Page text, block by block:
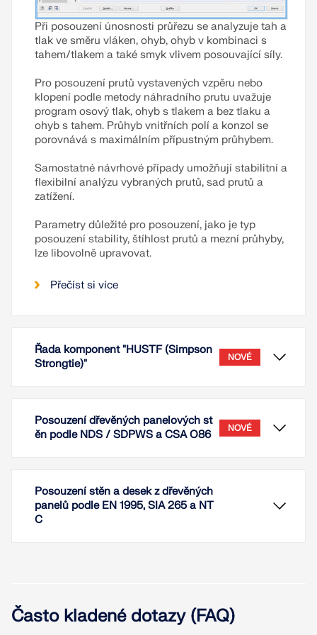
Při posouzení únosnosti průřezu se analyzuje tah a
tlak ve směru vláken, ohyb, ohyb v kombinaci s
tahem/tlakem a také smyk vlivem posouvající síly.
Pro posouzení prutů vystavených vzpěru nebo
klopení podle metody náhradního prutu uvažuje
program osový tlak, ohyb s tlakem a bez tlaku a
ohyb s tahem. Průhyb vnitřních polí a konzol se
porovnává s maximálním přípustným průhybem.
Samostatné návrhové případy umožňují stabilitní a
flexibilní analýzu vybraných prutů, sad prutů a
zatížení.
Parametry důležité pro posouzení, jako je typ
posouzení stability, štíhlost prutů a mezní průhyby,
lze libovolně upravovat.
Přečíst si více
Řada komponent "HUSTF (Simpson
Strongtie)"
NOVÉ
Strongtie. Tato řada komponent odpovídá americké
normě ICC-ES.
Posouzení dřevěných panelových st
ěn podle NDS / SDPWS a CSA O86
NOVÉ
Posouzení stěn a desek z dřevěných
panelů podle EN 1995, SIA 265 a NT
C
Často kladené dotazy (FAQ)